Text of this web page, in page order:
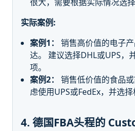
实际案例:
案例1：
销售高价值的电子
达。 建议选择DHL或UPS，
项。
案例2：
销售低价值的食品
虑使用UPS或FedEx，并选择
4. 德国FBA头程的